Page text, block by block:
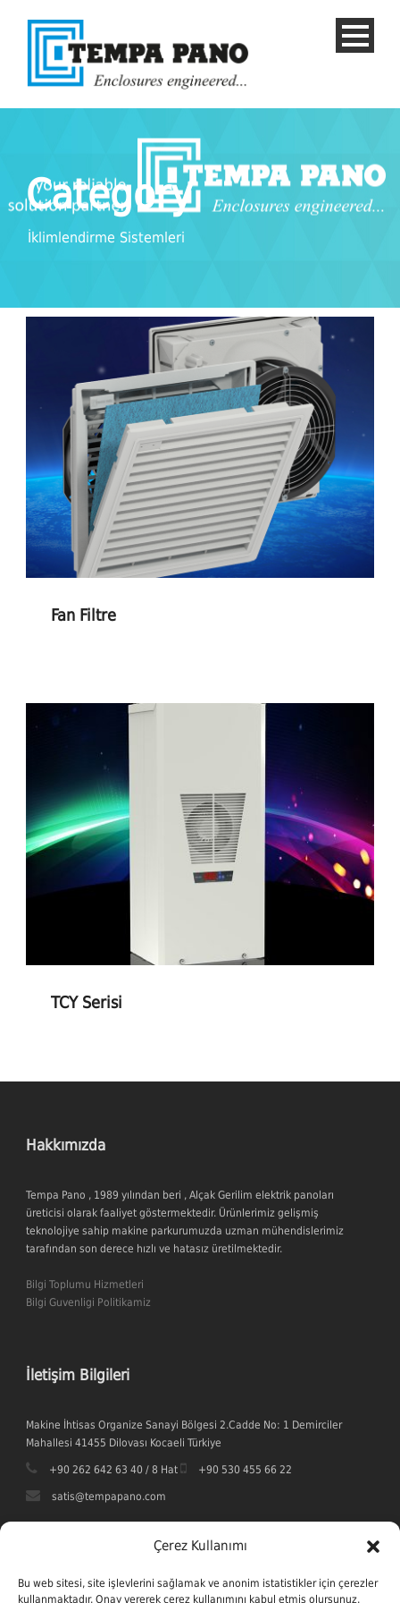
Çerez Kullanımı
Bu web sitesi, site işlevlerini sağlamak ve anonim istatistikler için çerezler
kullanmaktadır. Onay vererek çerez kullanımını kabul etmiş olursunuz.
TURKISH
Category
İklimlendirme Sistemleri
Fan Filtre
TCY Serisi
Hakkımızda
Tempa Pano , 1989 yılından beri , Alçak Gerilim elektrik panoları
üreticisi olarak faaliyet göstermektedir. Ürünlerimiz gelişmiş
teknolojiye sahip makine parkurumuzda uzman mühendislerimiz
tarafından son derece hızlı ve hatasız üretilmektedir.
Bilgi Toplumu Hizmetleri
Bilgi Guvenligi Politikamiz
İletişim Bilgileri
Makine İhtisas Organize Sanayi Bölgesi 2.Cadde No: 1 Demirciler
Mahallesi 41455 Dilovası Kocaeli Türkiye
+90 262 642 63 40 / 8 Hat +90 530 455 66 22
satis@tempapano.com